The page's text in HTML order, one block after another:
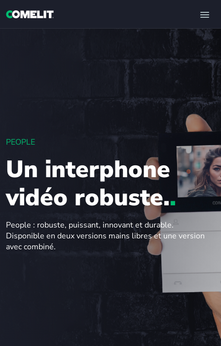
PEOPLE
Un interphone
vidéo robuste..
People : robuste, puissant, innovant et durable.
Disponible en deux versions mains libres et une version
avec combiné.